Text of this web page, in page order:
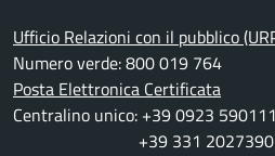
Ufficio Relazioni con il pubblico
Numero verde: 800 019 764
Posta Elettronica Certificata
Centralino unico: +39 0923 590111
+39 331 2027390